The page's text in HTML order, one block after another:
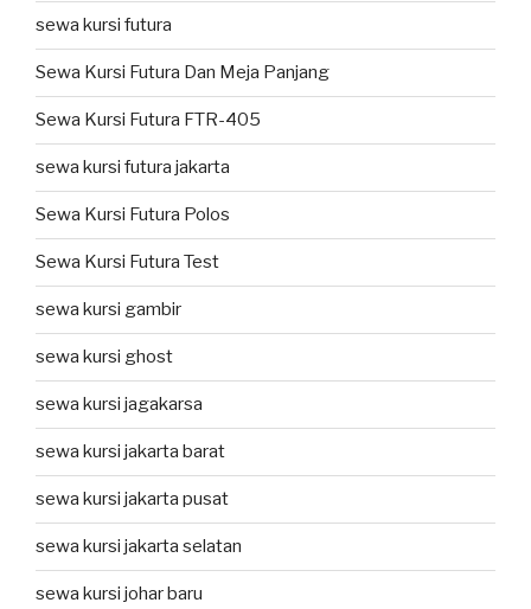
sewa kursi futura
Sewa Kursi Futura Dan Meja Panjang
Sewa Kursi Futura FTR-405
sewa kursi futura jakarta
Sewa Kursi Futura Polos
Sewa Kursi Futura Test
sewa kursi gambir
sewa kursi ghost
sewa kursi jagakarsa
sewa kursi jakarta barat
sewa kursi jakarta pusat
sewa kursi jakarta selatan
sewa kursi johar baru